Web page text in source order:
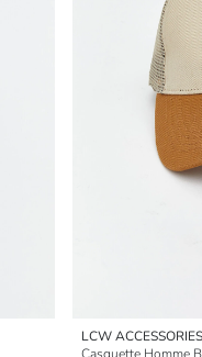
LCW ACCESSORIES